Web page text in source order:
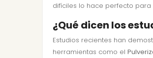
difíciles lo hace perfecto
¿Qué dicen los
Estudios recientes han
herramientas como el